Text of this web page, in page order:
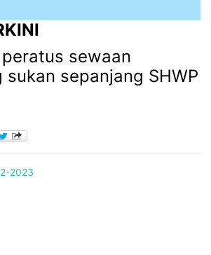
sewaan
sepanjang SHWP
2023